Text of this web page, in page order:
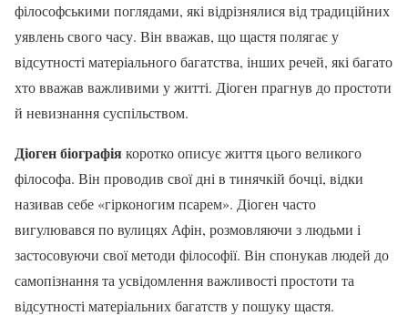
філософськими поглядами, які відрізнялися від традиційних
уявлень свого часу. Він вважав, що щастя полягає у
відсутності матеріального багатства, інших речей, які багато
хто вважав важливими у житті. Діоген прагнув до простоти
й невизнання суспільством.
Діоген біографіякоротко описує життя цього великого
філософа. Він проводив свої дні в тинячкій бочці, відки
називав себе «гірконогим псарем». Діоген часто
вигулювався по вулицях Афін, розмовляючи з людьми і
застосовуючи свої методи філософії. Він спонукав людей до
самопізнання та усвідомлення важливості простоти та
відсутності матеріальних багатств у пошуку щастя.